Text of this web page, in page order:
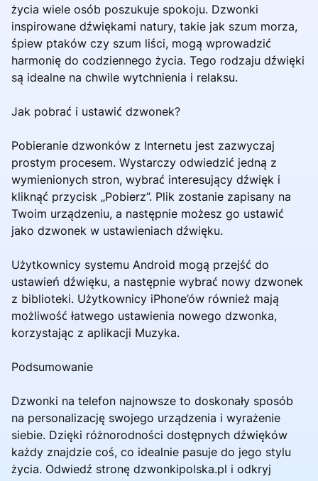
życia wiele osób poszukuje spokoju. Dzwonki
inspirowane dźwiękami natury, takie jak szum morza,
śpiew ptaków czy szum liści, mogą wprowadzić
harmonię do codziennego życia. Tego rodzaju dźwięki
są idealne na chwile wytchnienia i relaksu.
Jak pobrać i ustawić dzwonek?
Pobieranie dzwonków z Internetu jest zazwyczaj
prostym procesem. Wystarczy odwiedzić jedną z
wymienionych stron, wybrać interesujący dźwięk i
kliknąć przycisk „Pobierz”. Plik zostanie zapisany na
Twoim urządzeniu, a następnie możesz go ustawić
jako dzwonek w ustawieniach dźwięku.
Użytkownicy systemu Android mogą przejść do
ustawień dźwięku, a następnie wybrać nowy dzwonek
z biblioteki. Użytkownicy iPhone’ów również mają
możliwość łatwego ustawienia nowego dzwonka,
korzystając z aplikacji Muzyka.
Podsumowanie
Dzwonki na telefon najnowsze to doskonały sposób
na personalizację swojego urządzenia i wyrażenie
siebie. Dzięki różnorodności dostępnych dźwięków
każdy znajdzie coś, co idealnie pasuje do jego stylu
życia. Odwiedź stronę dzwonkipolska.pl i odkryj